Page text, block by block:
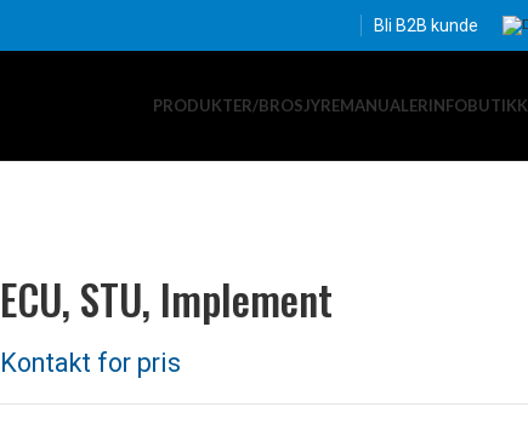
Bli B2B kunde
PRODUKTER/BROSJYREMANUALERINFOBUTIKK
ECU, STU, Implement